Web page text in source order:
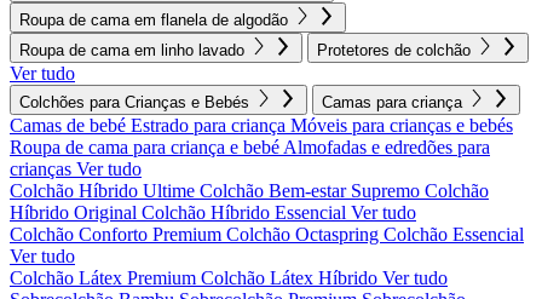
Roupa de cama em flanela de algodão
Roupa de cama em linho lavado
Protetores de colchão
Ver tudo
Colchões para Crianças e Bebés Camas para criança
Camas de bebé Estrado para criança Móveis para crianças e bebés
Roupa de cama para criança e bebé Almofadas e edredões para
crianças Ver tudo
Colchão Híbrido Ultime Colchão Bem-estar Supremo Colchão
Híbrido Original Colchão Híbrido Essencial Ver tudo
Colchão Conforto Premium Colchão Octaspring Colchão Essencial
Ver tudo
Colchão Látex Premium Colchão Látex Híbrido Ver tudo